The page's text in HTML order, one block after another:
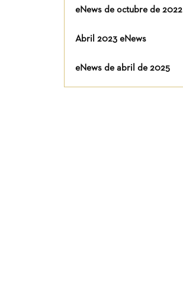
eNews de octubre de 2022
Abril 2023 eNews
eNews de abril de 2025